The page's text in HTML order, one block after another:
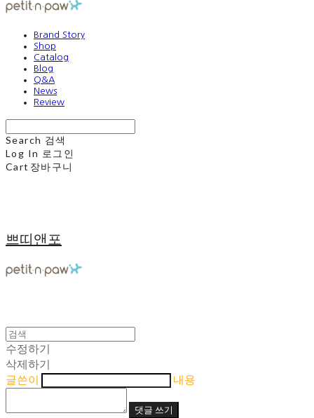
Brand Story
Shop
Catalog
Blog
Q&A
News
Review
Search 검색
Log In 로그인
Cart 장바구니
쁘띠앤포
수정하기
삭제하기
글쓴이
내용
댓글 쓰기